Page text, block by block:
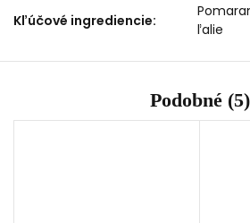
Kľúčové ingrediencie:
ľalie
Podobné (5)